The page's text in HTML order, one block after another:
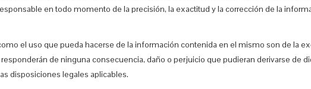
en todo momento de la precisión, la exactitud y la corrección de la
el uso que pueda hacerse de la información contenida en el mismo son de la
de ninguna consecuencia, daño o perjuicio que pudieran derivarse de
disposiciones legales aplicables.